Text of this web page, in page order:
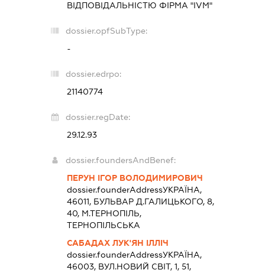
ВІДПОВІДАЛЬНІСТЮ ФІРМА "IVM"
dossier.opfSubType:
-
dossier.edrpo:
21140774
dossier.regDate:
29.12.93
dossier.foundersAndBenef:
ПЕРУН ІГОР ВОЛОДИМИРОВИЧ
dossier.founderAddressУКРАЇНА,
46011, БУЛЬВАР Д.ГАЛИЦЬКОГО, 8,
40, М.ТЕРНОПІЛЬ,
ТЕРНОПІЛЬСЬКА
САБАДАХ ЛУК'ЯН ІЛЛІЧ
dossier.founderAddressУКРАЇНА,
46003, ВУЛ.НОВИЙ СВІТ, 1, 51,